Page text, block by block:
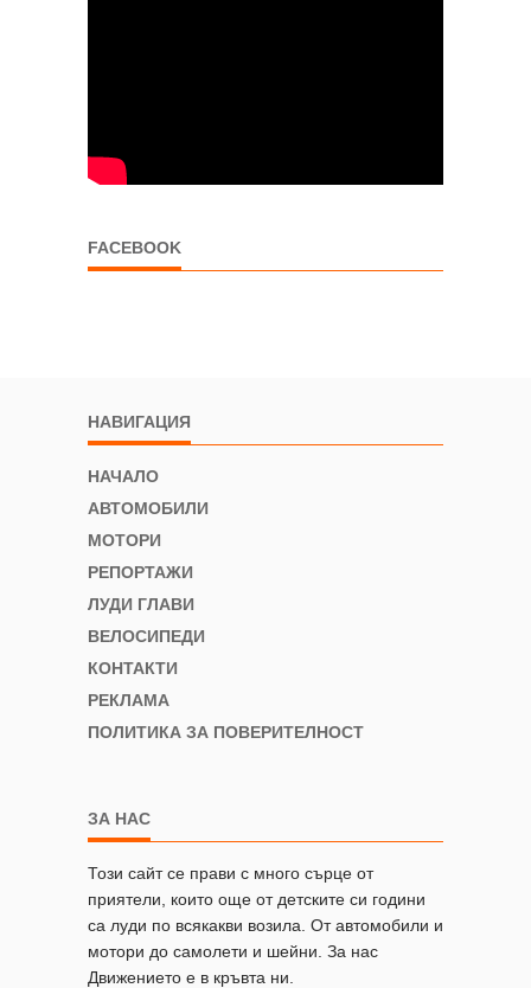
FACEBOOK
НАВИГАЦИЯ
НАЧАЛО
АВТОМОБИЛИ
МОТОРИ
РЕПОРТАЖИ
ЛУДИ ГЛАВИ
ВЕЛОСИПЕДИ
КОНТАКТИ
РЕКЛАМА
ПОЛИТИКА ЗА ПОВЕРИТЕЛНОСТ
ЗА НАС
Този сайт се прави с много сърце от
приятели, които още от детските си години
са луди по всякакви возила. От автомобили и
мотори до самолети и шейни. За нас
Движението е в кръвта ни.